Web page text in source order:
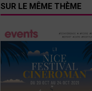
SUR LE MÊME THÈME